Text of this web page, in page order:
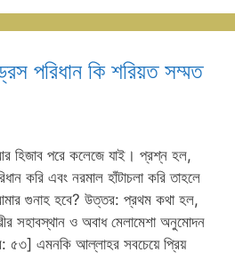
পরিধান কি শরিয়ত সম্মত
পরে কলেজে যাই। প্রশ্ন হল,
করি এবং নরমাল হাঁটাচলা করি তাহলে
গুনাহ হবে? উত্তর: প্রথম কথা হল,
সহাবস্থান ও অবাধ মেলামেশা অনুমোদন
৫৩] এমনকি আল্লাহর সবচেয়ে প্রিয়